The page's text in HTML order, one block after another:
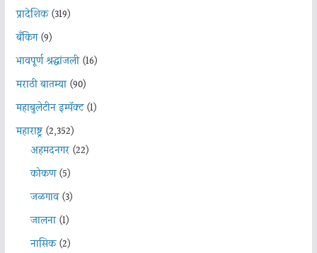
प्रादेशिक(319)
बँकिंग(9)
भावपूर्ण श्रद्धांजली(16)
मराठी बातम्या(90)
महाबुलेटीन इम्पॅक्ट(1)
महाराष्ट्र(2,352)
अहमदनगर(22)
कोकण(5)
जळगाव(3)
जालना(1)
नासिक(2)